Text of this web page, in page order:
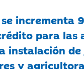
incrementa
para las
instalación de
y